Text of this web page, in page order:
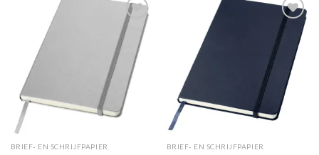
Toevoegen
aan
wenslijst
BRIEF- EN SCHRIJFPAPIER
Toevoegen
aan
wenslijst
BRIEF- EN SCHRIJFPAPIER